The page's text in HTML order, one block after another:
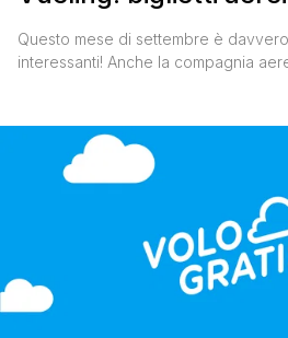
Questo mese di settembre è
interessanti! Anche la compagnia
deve essere compreso tra il 20
2010. Si prenota [']